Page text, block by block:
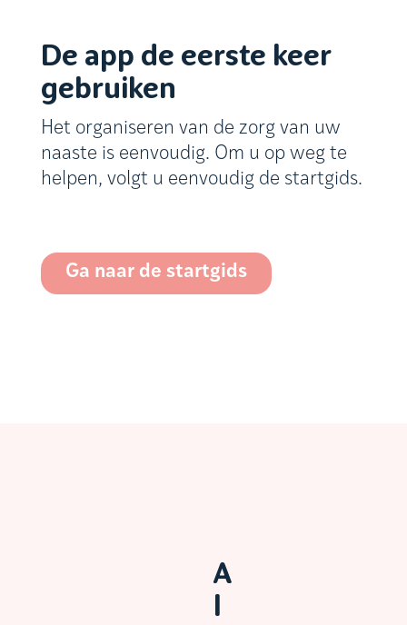
De app de eerste keer
gebruiken
Het organiseren van de zorg van uw
naaste is eenvoudig. Om u op weg te
helpen, volgt u eenvoudig de startgids.
Ga naar de startgids
A
l